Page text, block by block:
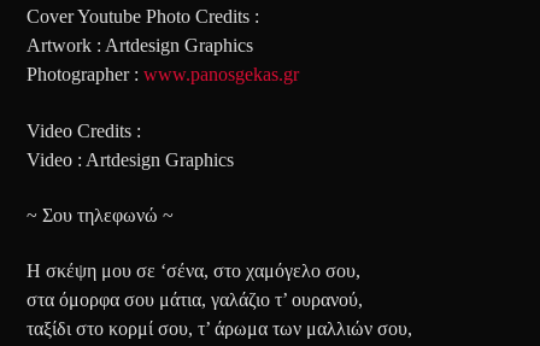
Cover Youtube Photo Credits :
Artwork : Artdesign Graphics
Photographer :www.panosgekas.gr
Video Credits :
Video : Artdesign Graphics
~ Σου τηλεφωνώ ~
Η σκέψη μου σε ‘σένα, στο χαμόγελο σου,
στα όμορφα σου μάτια, γαλάζιο τ’ ουρανού,
ταξίδι στο κορμί σου, τ’ άρωμα των μαλλιών σου,